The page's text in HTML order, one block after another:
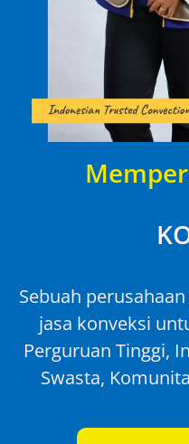
Sebuah
jasa konveksi
Perguruan Tinggi,
Swasta,